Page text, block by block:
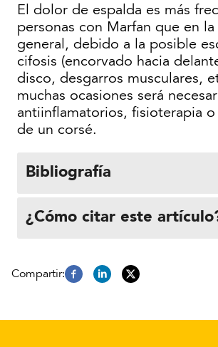
El dolor de espalda es más
personas con Marfan que en
general, debido a la posible
cifosis (encorvado hacia
disco, desgarros musculares,
muchas ocasiones será
antiinflamatorios, fisioterapia
de un corsé.
Bibliografía
¿Cómo citar este